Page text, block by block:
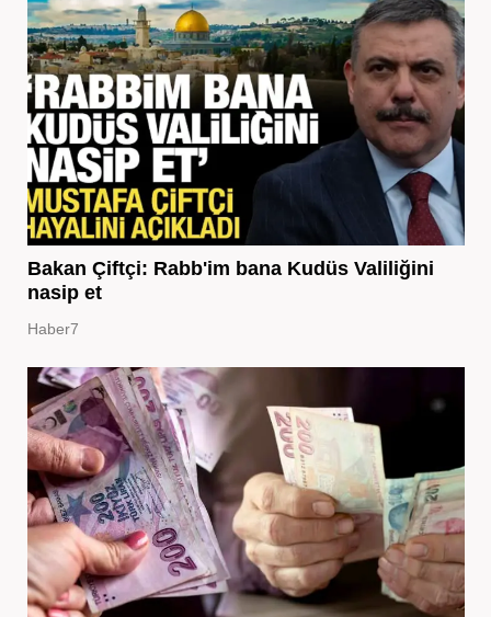
Bakan Çiftçi: Rabb'im bana Kudüs Valiliğini
nasip et
Haber7